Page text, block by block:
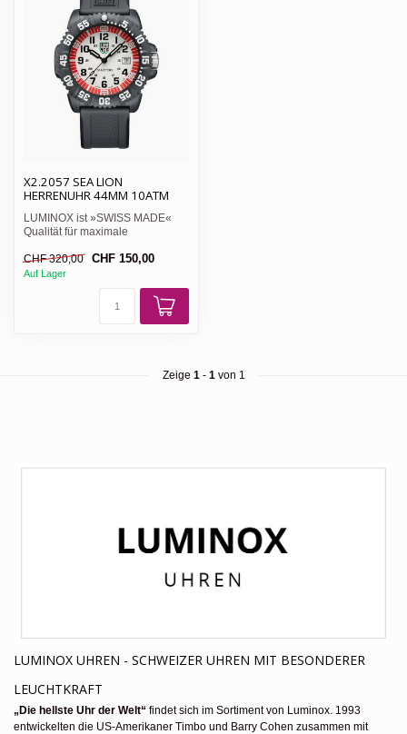
X2.2057 SEA LION
HERRENUHR 44MM 10ATM
LUMINOX ist »SWISS MADE«
Qualität für maximale
und h...
CHF 320,00 CHF 150,00
Auf Lager
Zeige 1 - 1 von 1
LUMINOX UHREN - SCHWEIZER UHREN MIT BESONDERER
LEUCHTKRAFT
„Die hellste Uhr der Welt“ findet sich im Sortiment von Luminox. 1993
entwickelten die US-Amerikaner Timbo und Barry Cohen zusammen mit